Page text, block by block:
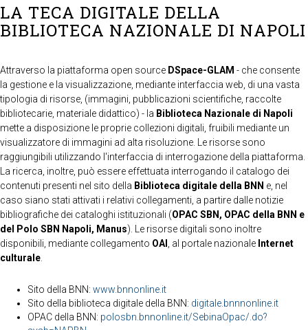
LA TECA DIGITALE DELLA
BIBLIOTECA NAZIONALE DI NAPOLI
Attraverso la piattaforma open source DSpace-GLAM - che consente
la gestione e la visualizzazione, mediante interfaccia web, di una vasta
tipologia di risorse, (immagini, pubblicazioni scientifiche, raccolte
bibliotecarie, materiale didattico) - la Biblioteca Nazionale di Napoli
mette a disposizione le proprie collezioni digitali, fruibili mediante un
visualizzatore di immagini ad alta risoluzione. Le risorse sono
raggiungibili utilizzando l'interfaccia di interrogazione della piattaforma.
La ricerca, inoltre, può essere effettuata interrogando il catalogo dei
contenuti presenti nel sito della Biblioteca digitale della BNN e, nel
caso siano stati attivati i relativi collegamenti, a partire dalle notizie
bibliografiche dei cataloghi istituzionali (OPAC SBN, OPAC della BNN e
del Polo SBN Napoli, Manus). Le risorse digitali sono inoltre
disponibili, mediante collegamento OAI , al portale nazionale Internet
culturale
Sito della BNN: www.bnnonline.it
Sito della biblioteca digitale della BNN: digitale.bnnnonline.it
OPAC della BNN: polosbn.bnnonline.it/SebinaOpac/.do?